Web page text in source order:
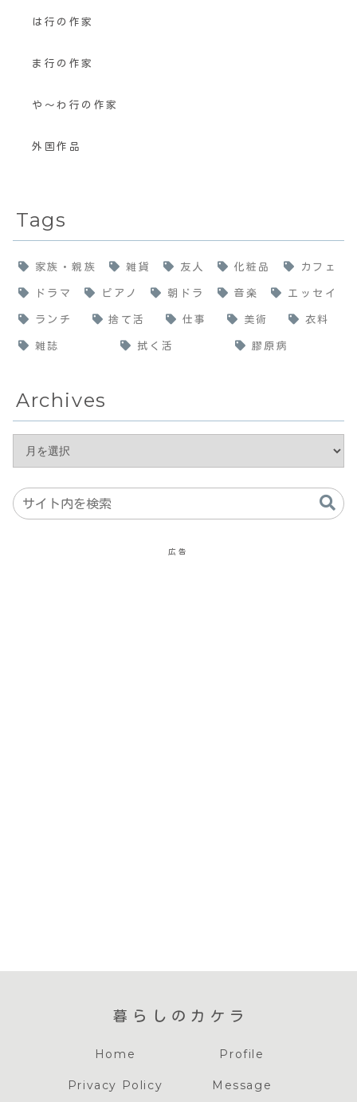
は行の作家
ま行の作家
や〜わ行の作家
外国作品
Tags
家族・親族 雑貨 友人 化粧品 カフェ
ドラマ ピアノ 朝ドラ 音楽 エッセイ
ランチ 捨て活 仕事 美術 衣料
雑誌 拭く活 膠原病
Archives
広告
暮らしのカケラ
Home Profile
Privacy Policy Message